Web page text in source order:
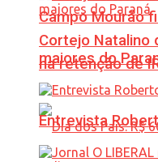
Campo Mourão
na retenção de
Cortejo Natalino
maiores do
Entrevista